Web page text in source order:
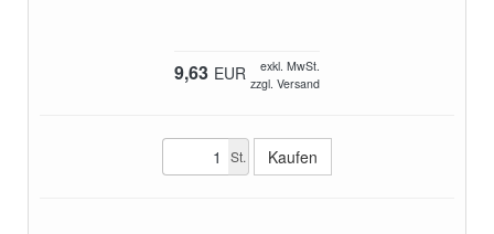
9,63 EUR
exkl. MwSt.
zzgl. Versand
St.